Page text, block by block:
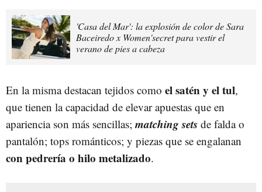
'Casa del Mar': la explosión de color de Sara
Baceiredo x Women'secret para vestir el
verano de pies a cabeza
En la misma destacan tejidos como el satén y el tul,
que tienen la capacidad de elevar apuestas que en
apariencia son más sencillas; matching sets de falda o
pantalón; tops románticos; y piezas que se engalanan
con pedrería o hilo metalizado.